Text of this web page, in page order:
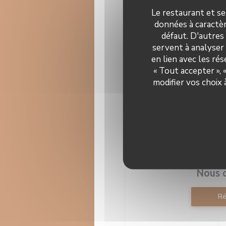
Le restaurant et
données à
défaut.
servent à
en lien avec les
« Tout accepter
modifier vos
02/02/2017
Assiettes et
découvertes
Lire l'article
Nous